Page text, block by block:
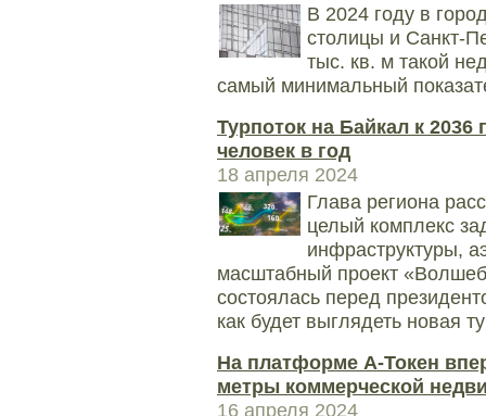
В 2024 году в
столицы и Санкт-
тыс. кв. м такой
самый минимальный
Турпоток на Байкал к
человек в год
18 апреля 2024
Глава региона
целый комплекс
инфраструктуры,
масштабный проект
состоялась перед
как будет выглядеть новая
На платформе А-Токен
метры коммерческой
16 апреля 2024